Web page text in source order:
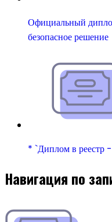
Официальный
безопасное решение
* `Диплом в реестр
Навигация по